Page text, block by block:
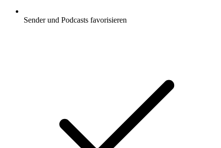
Sender und Podcasts favorisieren